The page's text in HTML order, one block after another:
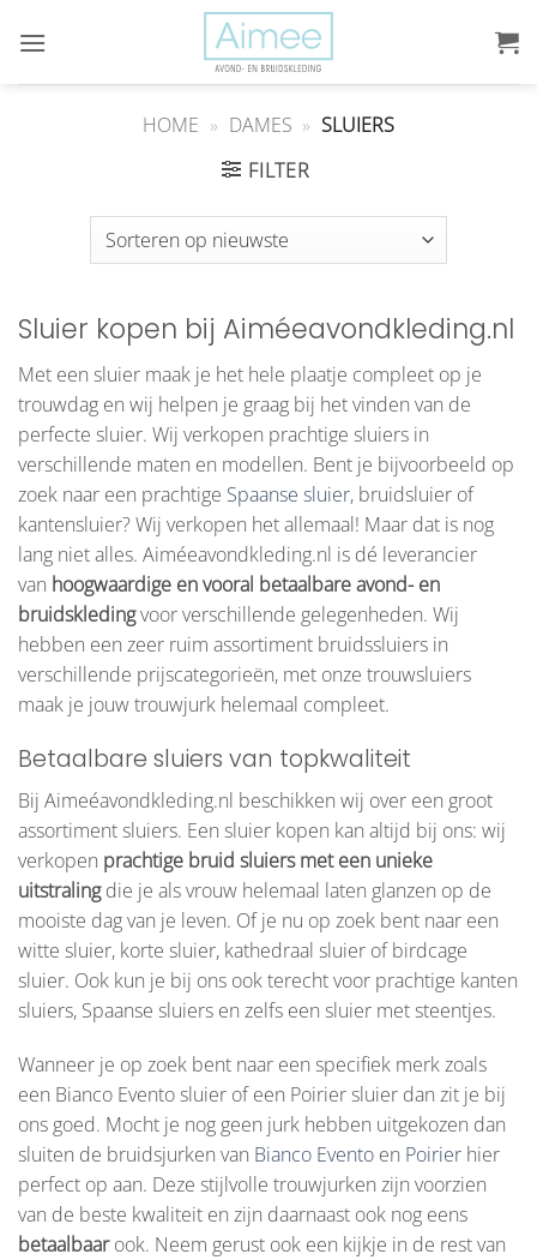
naar
HOME » DAMES » SLUIERS
FILTER
Sluier kopen bij Aiméeavondkleding.nl
Met een sluier maak je het hele plaatje compleet op je
trouwdag en wij helpen je graag bij het vinden van de
perfecte sluier. Wij verkopen prachtige sluiers in
verschillende maten en modellen. Bent je bijvoorbeeld op
zoek naar een prachtige Spaanse sluier, bruidsluier of
kantensluier? Wij verkopen het allemaal! Maar dat is nog
lang niet alles. Aiméeavondkleding.nl is dé leverancier
van hoogwaardige en vooral betaalbare avond- en
bruidskledingvoor verschillende gelegenheden. Wij
hebben een zeer ruim assortiment bruidssluiers in
verschillende prijscategorieën, met onze trouwsluiers
maak je jouw trouwjurk helemaal compleet.
Betaalbare sluiers van topkwaliteit
Bij Aimeéavondkleding.nl beschikken wij over een groot
assortiment sluiers. Een sluier kopen kan altijd bij ons: wij
verkopen prachtige bruid sluiers met een unieke
uitstralingdie je als vrouw helemaal laten glanzen op de
mooiste dag van je leven. Of je nu op zoek bent naar een
witte sluier, korte sluier, kathedraal sluier of birdcage
sluier. Ook kun je bij ons ook terecht voor prachtige kanten
sluiers, Spaanse sluiers en zelfs een sluier met steentjes.
Wanneer je op zoek bent naar een specifiek merk zoals
een Bianco Evento sluier of een Poirier sluier dan zit je bij
ons goed. Mocht je nog geen jurk hebben uitgekozen dan
sluiten de bruidsjurken van Bianco Evento en Poirier hier
perfect op aan. Deze stijlvolle trouwjurken zijn voorzien
van de beste kwaliteit en zijn daarnaast ook nog eens
betaalbaarook. Neem gerust ook een kijkje in de rest van